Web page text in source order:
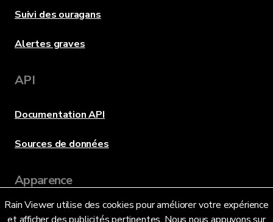
Rain Viewer utilise des cookies pour améliorer votre expérience
Suivi des ouragans
Alertes graves
API
Documentation API
Sources de données
Apparence